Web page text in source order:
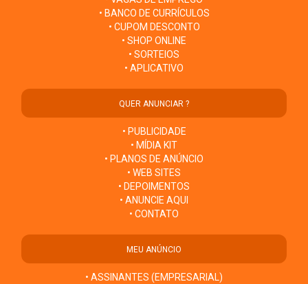
• BANCO DE CURRÍCULOS
• CUPOM DESCONTO
• SHOP ONLINE
• SORTEIOS
• APLICATIVO
QUER ANUNCIAR ?
• PUBLICIDADE
• MÍDIA KIT
• PLANOS DE ANÚNCIO
• WEB SITES
• DEPOIMENTOS
• ANUNCIE AQUI
• CONTATO
MEU ANÚNCIO
• ASSINANTES (EMPRESARIAL)